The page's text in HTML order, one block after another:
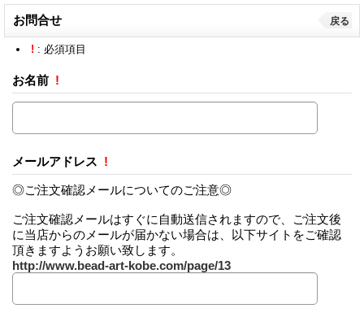
お問合せ 戻る
! : 必須項目
お名前 !
メールアドレス !
◎ご注文確認メールについてのご注意◎
ご注文確認メールはすぐに自動送信されますので、ご注文後
に当店からのメールが届かない場合は、以下サイトをご確認
頂きますようお願い致します。
http://www.bead-art-kobe.com/page/13